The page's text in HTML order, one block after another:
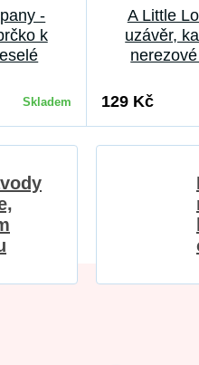
-
k
Skladem
A Little
uzávěr,
129 Kč